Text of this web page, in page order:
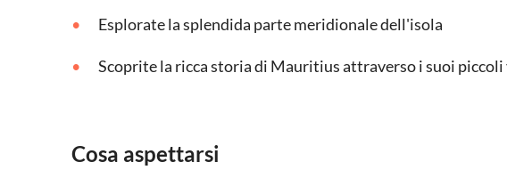
Esplorate la splendida parte meridionale dell'isola
Scoprite la ricca storia di Mauritius attraverso i suoi piccoli
Cosa aspettarsi